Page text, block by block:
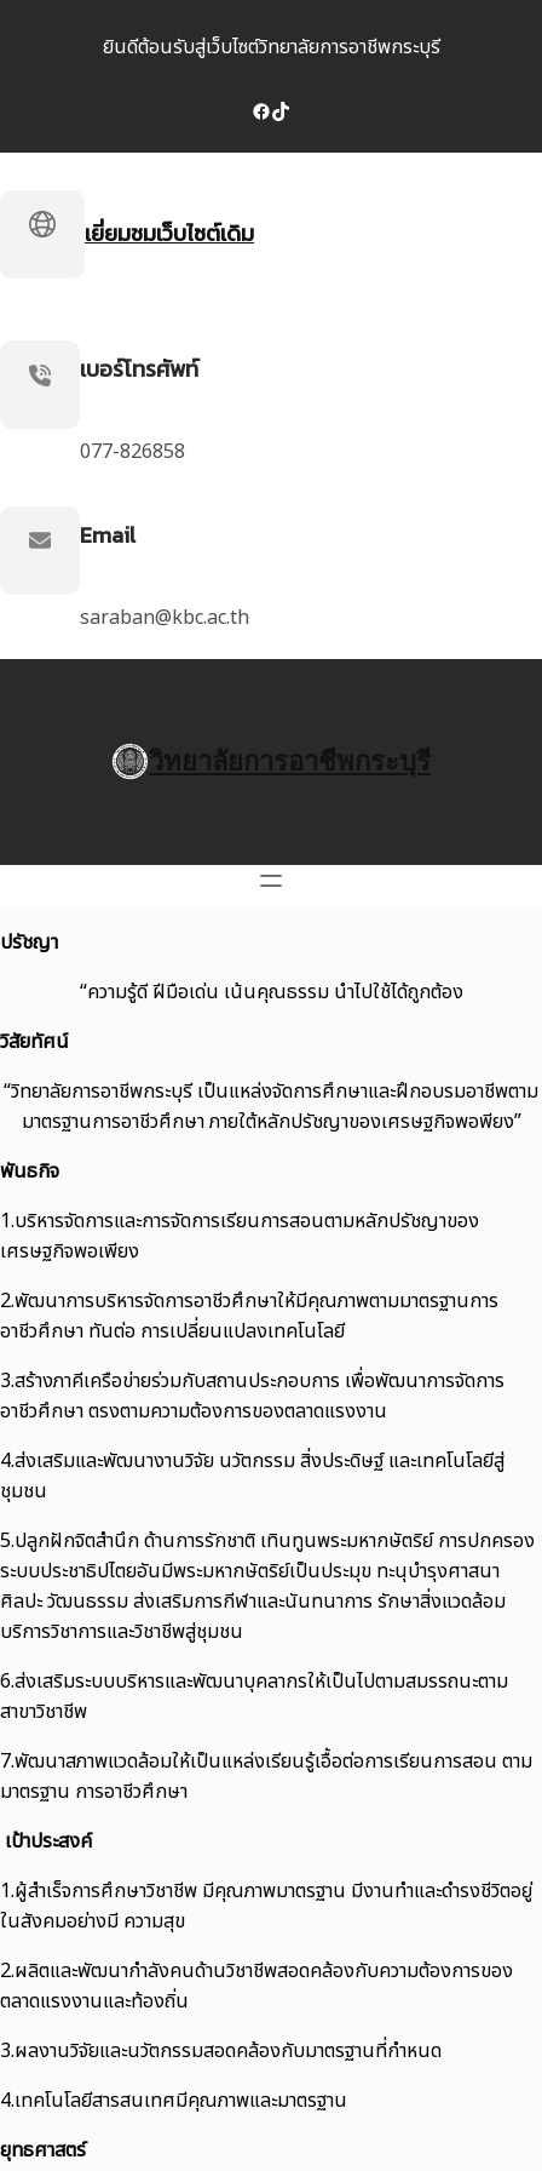
ยินดีต้อนรับสู่เว็บไซต์วิทยาลัยการอาชีพกระบุรี
Facebook TikTok
เยี่ยมชมเว็บไซต์เดิม
เบอร์โทรศัพท์
077-826858
Email
saraban@kbc.ac.th
วิทยาลัยการอาชีพกระบุรี
ปรัชญา
“ความรู้ดี ฝีมือเด่น เน้นคุณธรรม นำไปใช้ได้ถูกต้อง
วิสัยทัศน์
“วิทยาลัยการอาชีพกระบุรี เป็นแหล่งจัดการศึกษาและฝึกอบรมอาชีพตาม
มาตรฐานการอาชีวศึกษา ภายใต้หลักปรัชญาของเศรษฐกิจพอพียง”
พันธกิจ
1.บริหารจัดการและการจัดการเรียนการสอนตามหลักปรัชญาของ
เศรษฐกิจพอเพียง
2.พัฒนาการบริหารจัดการอาชีวศึกษาให้มีคุณภาพตามมาตรฐานการ
อาชีวศึกษา ทันต่อ การเปลี่ยนแปลงเทคโนโลยี
3.สร้างภาคีเครือข่ายร่วมกับสถานประกอบการ เพื่อพัฒนาการจัดการ
อาชีวศึกษา ตรงตามความต้องการของตลาดแรงงาน
4.ส่งเสริมและพัฒนางานวิจัย นวัตกรรม สิ่งประดิษฐ์ และเทคโนโลยีสู่
ชุมชน
5.ปลูกฝักจิตสำนึก ด้านการรักชาติ เทินทูนพระมหากษัตริย์ การปกครอง
ระบบประชาธิปไตยอันมีพระมหากษัตริย์เป็นประมุข ทะนุบำรุงศาสนา
ศิลปะ วัฒนธรรม ส่งเสริมการกีฬาและนันทนาการ รักษาสิ่งแวดล้อม
บริการวิชาการและวิชาชีพสู่ชุมชน
6.ส่งเสริมระบบบริหารและพัฒนาบุคลากรให้เป็นไปตามสมรรถนะตาม
สาขาวิชาชีพ
7.พัฒนาสภาพแวดล้อมให้เป็นแหล่งเรียนรู้เอื้อต่อการเรียนการสอน ตาม
มาตรฐาน การอาชีวศึกษา
เป้าประสงค์
1.ผู้สำเร็จการศึกษาวิชาชีพ มีคุณภาพมาตรฐาน มีงานทำและดำรงชีวิตอยู่
ในสังคมอย่างมี ความสุข
2.ผลิตและพัฒนากำลังคนด้านวิชาชีพสอดคล้องกับความต้องการของ
ตลาดแรงงานและท้องถิ่น
3.ผลงานวิจัยและนวัตกรรมสอดคล้องกับมาตรฐานที่กำหนด
4.เทคโนโลยีสารสนเทศมีคุณภาพและมาตรฐาน
ยุทธศาสตร์